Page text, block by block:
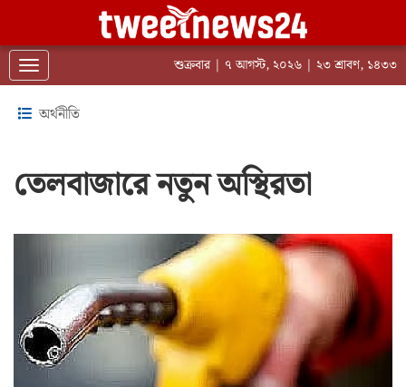
Toggle navigation শুক্রবার | ৭ আগস্ট, ২০২৬ | ২৩ শ্রাবণ, ১৪৩৩
অর্থনীতি
তেলবাজারে নতুন অস্থিরতা